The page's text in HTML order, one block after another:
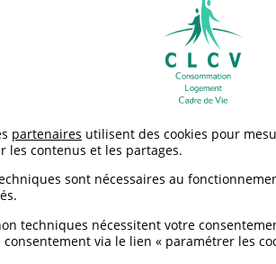
Environnement / Santé
rôle de la CLCV au comité national de l’eau
au comité
partenaires utilisent des cookies pour
les contenus et les partages.
sont nécessaires au
techniques nécessitent votre
via le lien « paramétrer les